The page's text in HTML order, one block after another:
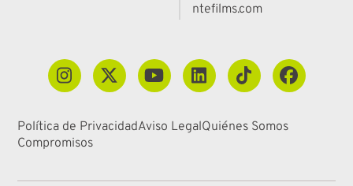
ntefilms.com
Política de PrivacidadAviso LegalQuiénes Somos
Compromisos